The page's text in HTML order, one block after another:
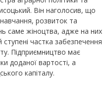
Він наголосив, що
розвиток та
саме жіноцтва, адже на них
ступені частка забезпечення
Підприємництво має
доданої вартості, а
капіталу.